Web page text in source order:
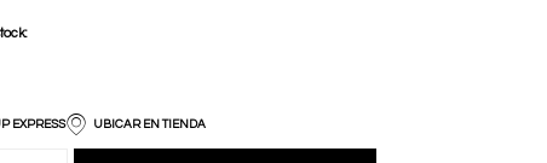
EXPRESS UBICAR EN TIENDA